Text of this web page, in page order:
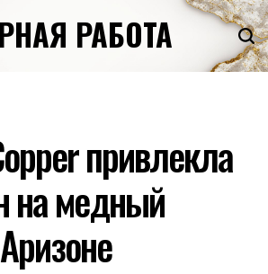
РАБОТА
привлекла
на медный